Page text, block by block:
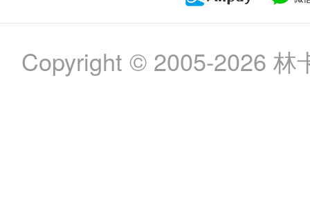
Copyright © 2005-2026 林